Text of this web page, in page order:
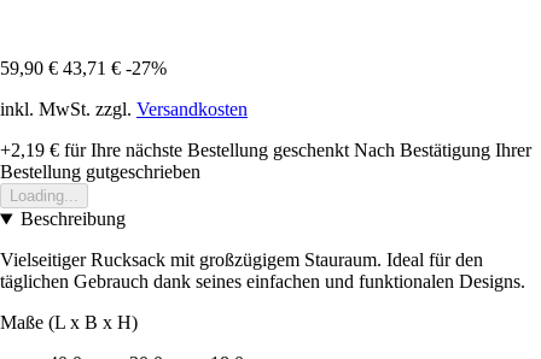
59,90 € 43,71 € -27%
inkl. MwSt. zzgl. Versandkosten
+2,19 € für Ihre nächste Bestellung geschenkt Nach Bestätigung Ihrer
Bestellung gutgeschrieben
Loading...
Beschreibung
Vielseitiger Rucksack mit großzügigem Stauraum. Ideal für den
täglichen Gebrauch dank seines einfachen und funktionalen Designs.
Maße (L x B x H)